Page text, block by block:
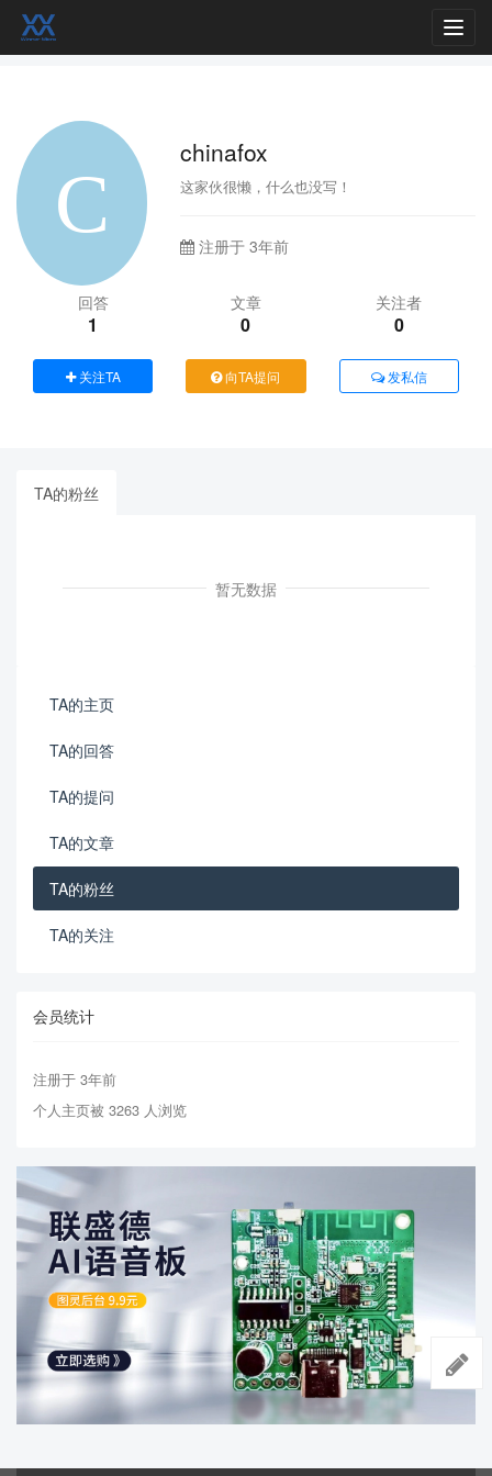
chinafox
这家伙很懒，什么也没写！
注册于 3年前
回答
1
文章
0
关注者
0
关注TA 向TA提问 发私信
TA的粉丝
暂无数据
TA的主页
TA的回答
TA的提问
TA的文章
TA的粉丝
TA的关注
会员统计
注册于 3年前
个人主页被 3263 人浏览